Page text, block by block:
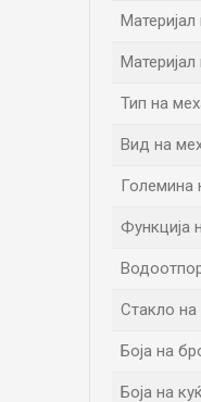
Тип на
Вид на
Големина
Функција
Стакло на
Боја на
Боја на